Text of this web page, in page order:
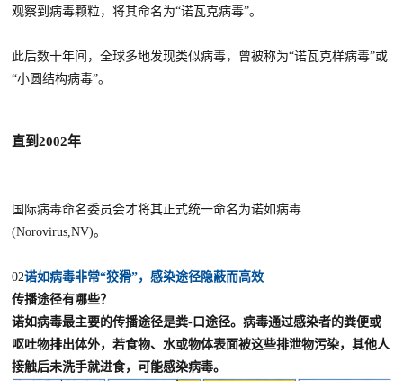
观察到病毒颗粒，将其命名为“诺瓦克病毒”。
此后数十年间，全球多地发现类似病毒，曾被称为“诺瓦克样病毒”或
“小圆结构病毒”。
直到2002年
国际病毒命名委员会才将其正式统一命名为诺如病毒
(Norovirus,NV)。
02诺如病毒非常“狡猾”，感染途径隐蔽而高效
传播途径有哪些？
诺如病毒最主要的传播途径是粪-口途径。病毒通过感染者的粪便或
呕吐物排出体外，若食物、水或物体表面被这些排泄物污染，其他人
接触后未洗手就进食，可能感染病毒。